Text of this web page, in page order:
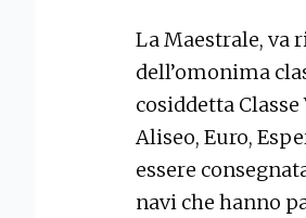
La Maestrale, va
dell’omonima
cosiddetta
Aliseo, Euro,
essere
navi che hanno